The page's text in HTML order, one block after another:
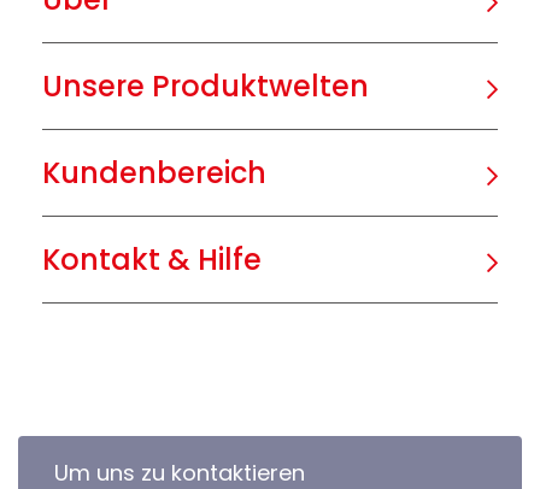
Unsere Produktwelten
Kundenbereich
Kontakt & Hilfe
Um uns zu kontaktieren